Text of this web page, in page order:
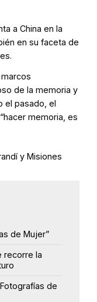
a China en la
en su faceta de
de la memoria y
el pasado, el
memoria, es
y Misiones
de Mujer”
recorre la
de